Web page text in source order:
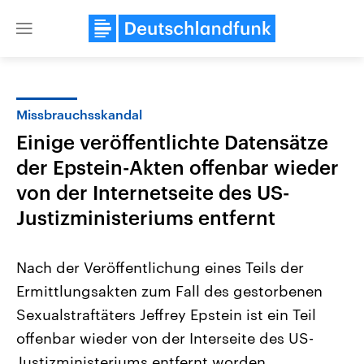
Close
Landtagswahl Sachsen-Anhalt
2026
Alle Informationen
Sachsen-Anhalt wählt am 6.
September 2026 einen neuen
Landtag. Seit 2021 wird das
Bundesland von einer Koalition aus
Aktuelle Beiträge,
Hintergründe
Wirtschaftlich und
gehören die Vereinigten
den mächtigsten Ländern
mit großem Einfluss auf
Missbrauchsskandal
Einige veröffentlichte Datensätze
der Epstein-Akten offenbar wieder
von der Internetseite des US-
Justizministeriums entfernt
Nach der Veröffentlichung eines Teils der
Ermittlungsakten zum Fall des gestorbenen
Sexualstraftäters Jeffrey Epstein ist ein Teil
offenbar wieder von der Interseite des US-